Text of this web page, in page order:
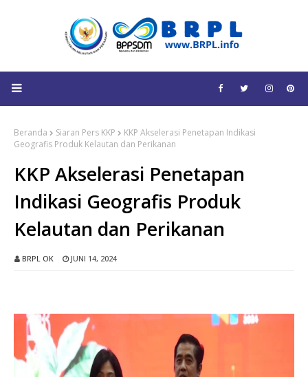
Beranda Siaran Pers KKP
KKP Akselerasi Penetapan Indikasi
Geografis Produk Kelautan dan Perikanan
KKP Akselerasi Penetapan
Indikasi Geografis Produk
Kelautan dan Perikanan
BRPL OK JUNI 14, 2024